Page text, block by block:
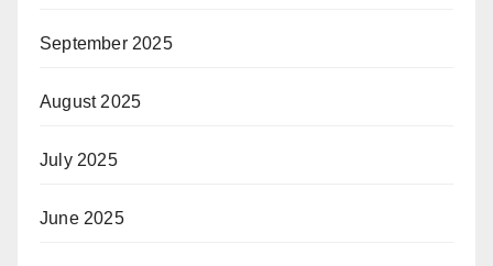
September 2025
August 2025
July 2025
June 2025